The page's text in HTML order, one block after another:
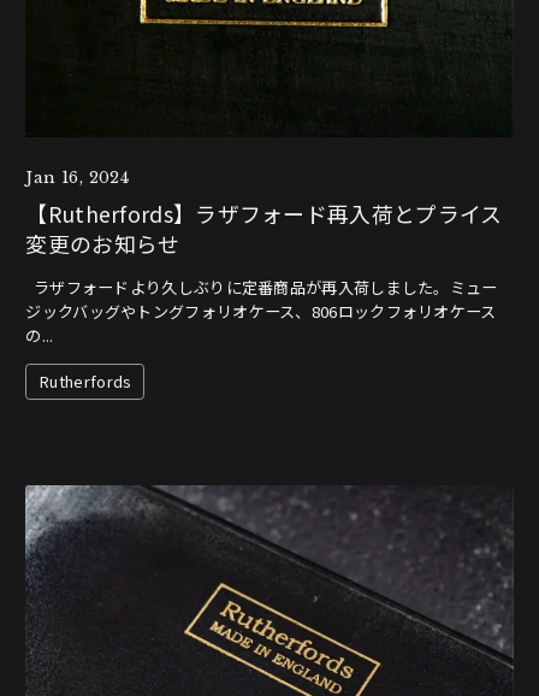
Jan 16, 2024
【Rutherfords】ラザフォード再入荷とプライス
変更のお知らせ
ラザフォードより久しぶりに定番商品が再入荷しました。ミュー
ジックバッグやトングフォリオケース、806ロックフォリオケース
の...
Rutherfords